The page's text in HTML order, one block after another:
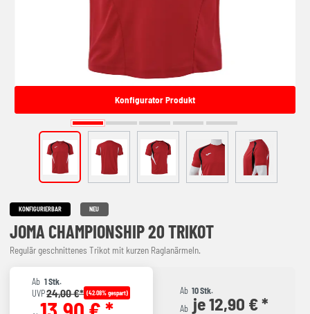
Konfigurator Produkt
KONFIGURIERBAR NEU
JOMA CHAMPIONSHIP 20 TRIKOT
Regulär geschnittenes Trikot mit kurzen Raglanärmeln.
Ab 1 Stk.
UVP24,00 €* (42.08% gespart) Ab 10 Stk.
Ab je 12,90 € *